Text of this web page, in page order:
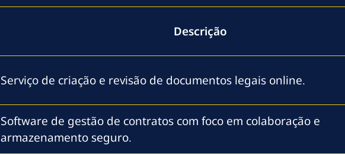
Descrição
Serviço de criação e revisão de documentos legais online.
Software de gestão de contratos com foco em colaboração e
armazenamento seguro.